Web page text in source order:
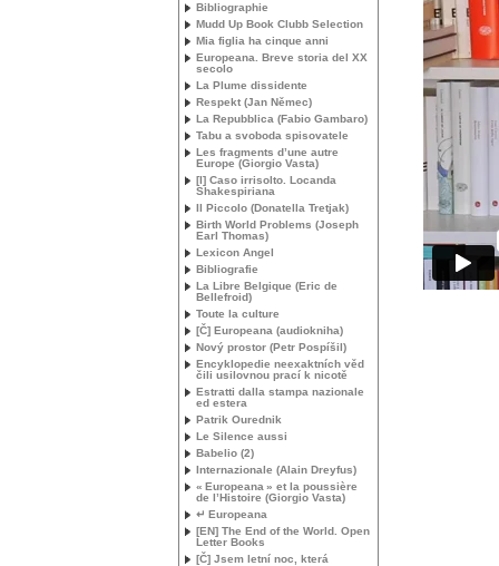
Bibliographie
Mudd Up Book Clubb Selection
Mia figlia ha cinque anni
Europeana. Breve storia del XX
secolo
La Plume dissidente
Respekt (Jan Němec)
La Repubblica (Fabio Gambaro)
Tabu a svoboda spisovatele
Les fragments d’une autre
Europe (Giorgio Vasta)
[I] Caso irrisolto. Locanda
Shakespiriana
Il Piccolo (Donatella Tretjak)
Birth World Problems (Joseph
Earl Thomas)
Lexicon Angel
Bibliografie
La Libre Belgique (Eric de
Bellefroid)
Toute la culture
[Č] Europeana (audiokniha)
Nový prostor (Petr Pospíšil)
Encyklopedie neexaktních věd
čili usilovnou prací k nicotě
Estratti dalla stampa nazionale
ed estera
Patrik Ourednik
Le Silence aussi
Babelio (2)
Internazionale (Alain Dreyfus)
« Europeana » et la poussière
de l’Histoire (Giorgio Vasta)
↵ Europeana
[EN] The End of the World. Open
Letter Books
[Č] Jsem letní noc, která